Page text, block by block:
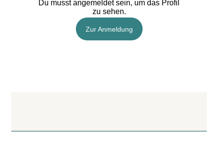
Du musst angemeldet sein, um das Profil
zu sehen.
Zur Anmeldung